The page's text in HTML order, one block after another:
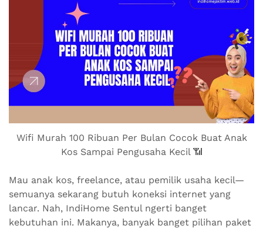
Wifi Murah 100 Ribuan Per Bulan Cocok Buat Anak
Kos Sampai Pengusaha Kecil 📶
Mau anak kos, freelance, atau pemilik usaha kecil—
semuanya sekarang butuh koneksi internet yang
lancar. Nah, IndiHome Sentul ngerti banget
kebutuhan ini. Makanya, banyak banget pilihan paket